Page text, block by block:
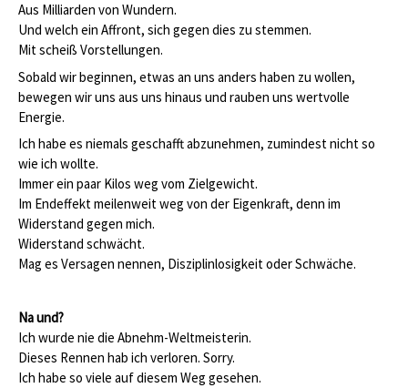
Aus Milliarden von Wundern.
Und welch ein Affront, sich gegen dies zu stemmen.
Mit scheiß Vorstellungen.
Sobald wir beginnen, etwas an uns anders haben zu wollen,
bewegen wir uns aus uns hinaus und rauben uns wertvolle
Energie.
Ich habe es niemals geschafft abzunehmen, zumindest nicht so
wie ich wollte.
Immer ein paar Kilos weg vom Zielgewicht.
Im Endeffekt meilenweit weg von der Eigenkraft, denn im
Widerstand gegen mich.
Widerstand schwächt.
Mag es Versagen nennen, Disziplinlosigkeit oder Schwäche.
Na und?
Ich wurde nie die Abnehm-Weltmeisterin.
Dieses Rennen hab ich verloren. Sorry.
Ich habe so viele auf diesem Weg gesehen.